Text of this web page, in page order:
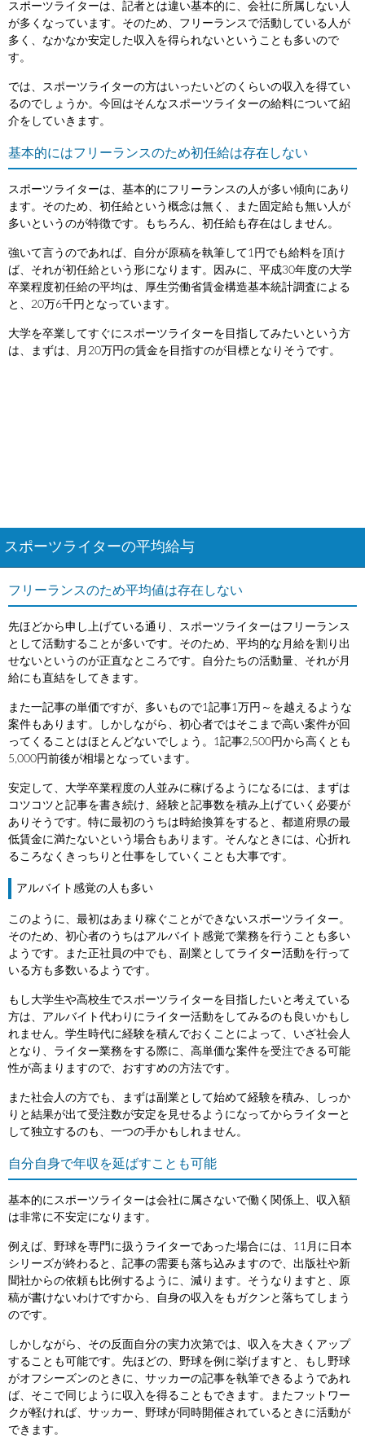
スポーツライターは、記者とは違い基本的に、会社に所属しない人
が多くなっています。そのため、フリーランスで活動している人が
多く、なかなか安定した収入を得られないということも多いので
す。
では、スポーツライターの方はいったいどのくらいの収入を得てい
るのでしょうか。今回はそんなスポーツライターの給料について紹
介をしていきます。
基本的にはフリーランスのため初任給は存在しない
スポーツライターは、基本的にフリーランスの人が多い傾向にあり
ます。そのため、初任給という概念は無く、また固定給も無い人が
多いというのが特徴です。もちろん、初任給も存在はしません。
強いて言うのであれば、自分が原稿を執筆して1円でも給料を頂け
ば、それが初任給という形になります。因みに、平成30年度の大学
卒業程度初任給の平均は、厚生労働省賃金構造基本統計調査による
と、20万6千円となっています。
大学を卒業してすぐにスポーツライターを目指してみたいという方
は、まずは、月20万円の賃金を目指すのが目標となりそうです。
スポーツライターの平均給与
フリーランスのため平均値は存在しない
先ほどから申し上げている通り、スポーツライターはフリーランス
として活動することが多いです。そのため、平均的な月給を割り出
せないというのが正直なところです。自分たちの活動量、それが月
給にも直結をしてきます。
また一記事の単価ですが、多いもので1記事1万円～を越えるような
案件もあります。しかしながら、初心者ではそこまで高い案件が回
ってくることはほとんどないでしょう。1記事2,500円から高くとも
5,000円前後が相場となっています。
安定して、大学卒業程度の人並みに稼げるようになるには、まずは
コツコツと記事を書き続け、経験と記事数を積み上げていく必要が
ありそうです。特に最初のうちは時給換算をすると、都道府県の最
低賃金に満たないという場合もあります。そんなときには、心折れ
るころなくきっちりと仕事をしていくことも大事です。
アルバイト感覚の人も多い
このように、最初はあまり稼ぐことができないスポーツライター。
そのため、初心者のうちはアルバイト感覚で業務を行うことも多い
ようです。また正社員の中でも、副業としてライター活動を行って
いる方も多数いるようです。
もし大学生や高校生でスポーツライターを目指したいと考えている
方は、アルバイト代わりにライター活動をしてみるのも良いかもし
れません。学生時代に経験を積んでおくことによって、いざ社会人
となり、ライター業務をする際に、高単価な案件を受注できる可能
性が高まりますので、おすすめの方法です。
また社会人の方でも、まずは副業として始めて経験を積み、しっか
りと結果が出て受注数が安定を見せるようになってからライターと
して独立するのも、一つの手かもしれません。
自分自身で年収を延ばすことも可能
基本的にスポーツライターは会社に属さないで働く関係上、収入額
は非常に不安定になります。
例えば、野球を専門に扱うライターであった場合には、11月に日本
シリーズが終わると、記事の需要も落ち込みますので、出版社や新
聞社からの依頼も比例するように、減ります。そうなりますと、原
稿が書けないわけですから、自身の収入をもガクンと落ちてしまう
のです。
しかしながら、その反面自分の実力次第では、収入を大きくアップ
することも可能です。先ほどの、野球を例に挙げますと、もし野球
がオフシーズンのときに、サッカーの記事を執筆できるようであれ
ば、そこで同じように収入を得ることもできます。またフットワー
クが軽ければ、サッカー、野球が同時開催されているときに活動が
できます。